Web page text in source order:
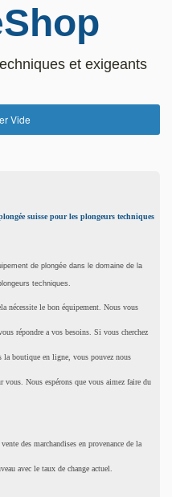
et exigeants
Vide
suisse pour les plongeurs techniques
de plongée dans le domaine de la
techniques.
nécessite le bon équipement. Nous vous
répondre a vos besoins. Si vous cherchez
la boutique en ligne, vous pouvez nous
Nous espérons que vous aimez faire du
des marchandises en provenance de la
avec le taux de change actuel.